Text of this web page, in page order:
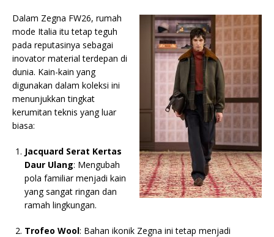
Dalam Zegna FW26, rumah
mode Italia itu tetap teguh
pada reputasinya sebagai
inovator material terdepan di
dunia. Kain-kain yang
digunakan dalam koleksi ini
menunjukkan tingkat
kerumitan teknis yang luar
biasa:
Jacquard Serat Kertas
Daur Ulang: Mengubah
pola familiar menjadi kain
yang sangat ringan dan
ramah lingkungan.
Trofeo Wool: Bahan ikonik Zegna ini tetap menjadi